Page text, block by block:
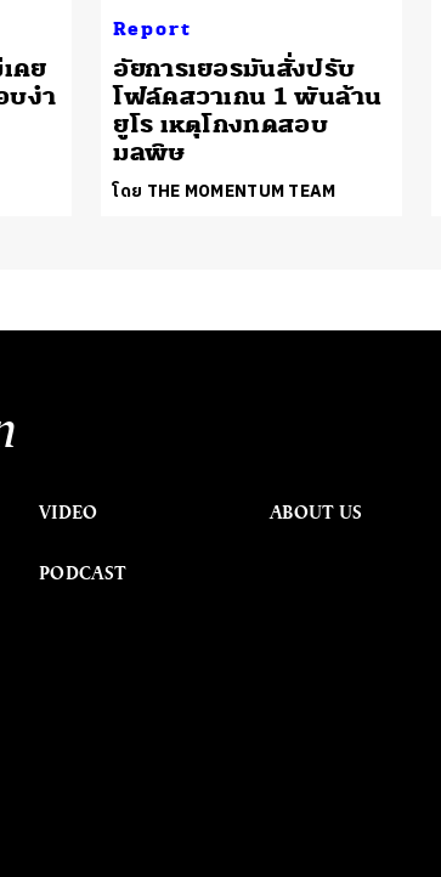
คย
บงำ
Report
อัยการเยอรมันสั่งปรับ
โฟล์คสวาเกน 1 พันล้าน
ยูโร เหตุโกงทดสอบ
มลพิษ
โดย THE MOMENTUM TEAM
VIDEO
PODCAST
ABOUT US